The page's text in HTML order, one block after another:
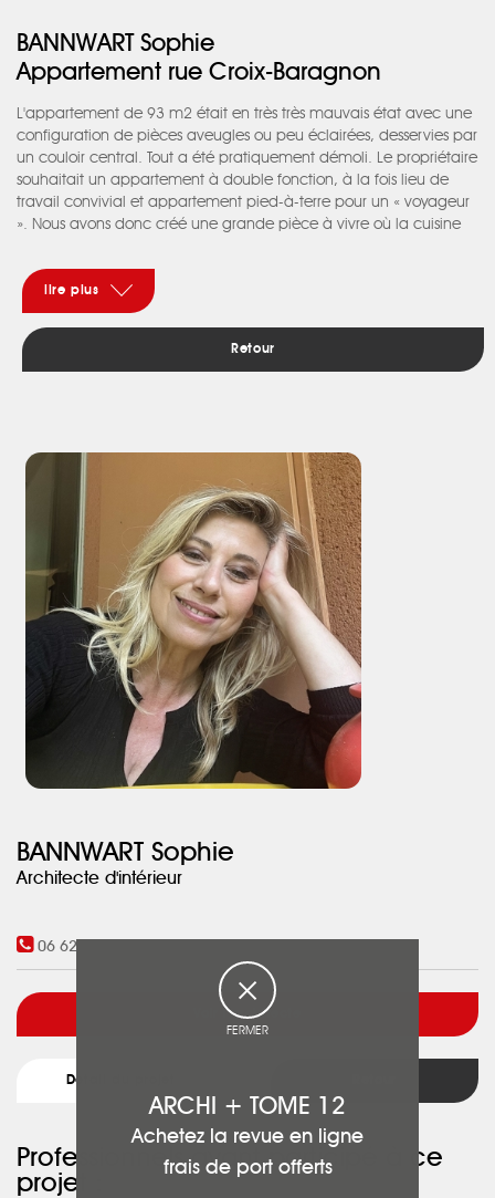
BANNWART Sophie
Appartement rue Croix-Baragnon
L'appartement de 93 m2 était en très très mauvais état avec une
configuration de pièces aveugles ou peu éclairées, desservies par
un couloir central. Tout a été pratiquement démoli. Le propriétaire
souhaitait un appartement à double fonction, à la fois lieu de
travail convivial et appartement pied-à-terre pour un « voyageur
». Nous avons donc créé une grande pièce à vivre où la cuisine
coucher, elle aussi disparaissait en alcôve de ce salon par des
portes coulissantes. L’idée était de retrouver une enveloppe
classique avec moulures et corniches et des touches
contemporaines. Chantier de 14 semaines.
lire plus
Retour
BANNWART Sophie
Architecte d'intérieur
06 62 48 26 97
Voir l'architecte
Détail du projet
Professionnels ayant participé à ce
projet :
FERMER
ARCHI + TOME 12
Achetez la revue en ligne
frais de port offerts